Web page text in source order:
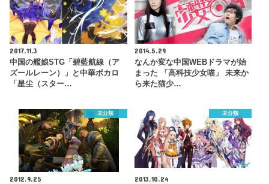
2017.11.3
中国の艦娘STG「碧藍航線（ア
ズールレーン）」と中華ボカロ
「星尘（スター…
2014.5.29
なんか変な中国WEBドラマが始
まった 「高科技少女喵」 未来か
ら来た猫少…
未分類
2012.9.25
未分類
2013.10.24